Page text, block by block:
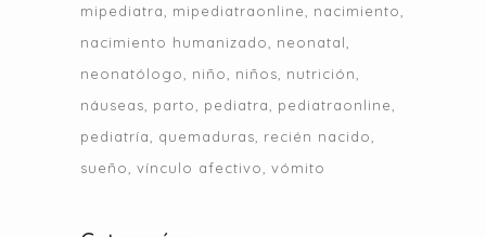
mipediatra
mipediatraonline
nacimiento
nacimiento humanizado
neonatal
neonatólogo
niño niños
nutrición
náuseas
parto pediatra
pediatraonline
pediatría
quemaduras
recién nacido
sueño
vínculo afectivo vómito